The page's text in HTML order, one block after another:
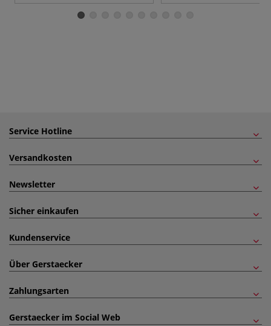
Service Hotline
Versandkosten
Newsletter
Sicher einkaufen
Kundenservice
Über Gerstaecker
Zahlungsarten
Gerstaecker im Social Web